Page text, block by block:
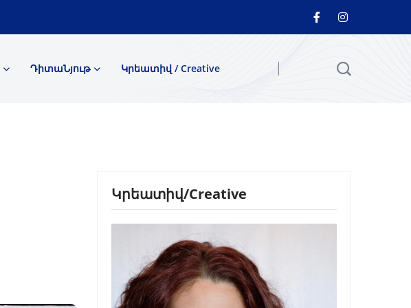
ԴիտաՆյութ Կրեատիվ / Creative
Կրեատիվ/Creative